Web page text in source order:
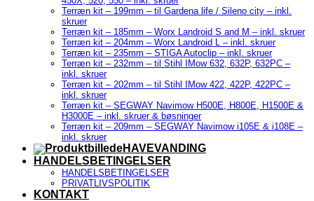
Terræn kit – 199mm – til Gardena life / Sileno city – inkl.
skruer
Terræn kit – 185mm – Worx Landroid S and M – inkl. skruer
Terræn kit – 204mm – Worx Landroid L – inkl. skruer
Terræn kit – 235mm – STIGA Autoclip – inkl. skruer
Terræn kit – 232mm – til Stihl IMow 632, 632P, 632PC –
inkl. skruer
Terræn kit – 202mm – til Stihl IMow 422, 422P, 422PC –
inkl. skruer
Terræn kit – SEGWAY Navimow H500E, H800E, H1500E &
H3000E – inkl. skruer & bøsninger
Terræn kit – 209mm – SEGWAY Navimow i105E & i108E –
inkl. skruer
HAVEVANDING
HANDELSBETINGELSER
HANDELSBETINGELSER
PRIVATLIVSPOLITIK
KONTAKT